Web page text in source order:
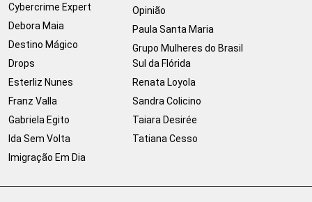
Cybercrime Expert
Debora Maia
Destino Mágico
Drops
Esterliz Nunes
Franz Valla
Gabriela Egito
Ida Sem Volta
Imigração Em Dia
Opinião
Paula Santa Maria
Grupo Mulheres do Brasil
Sul da Flórida
Renata Loyola
Sandra Colicino
Taiara Desirée
Tatiana Cesso